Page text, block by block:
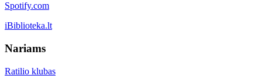
Spotify.com
iBiblioteka.lt
Nariams
Ratilio klubas